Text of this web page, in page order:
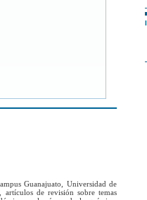
Guanajuato, Universidad de
de revisión sobre temas